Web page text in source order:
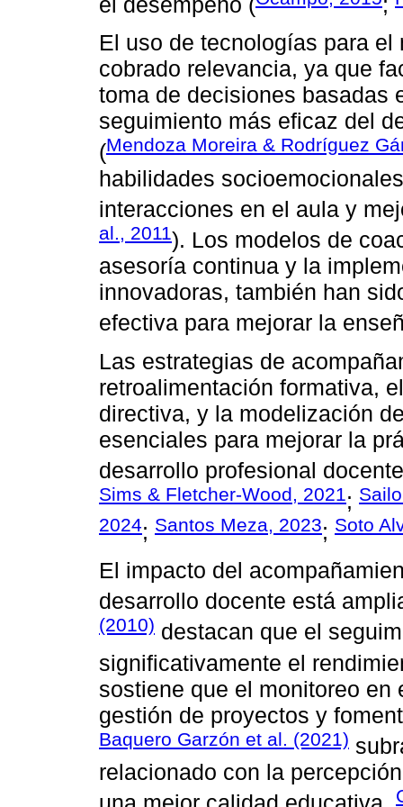
El uso de tecnologías para
cobrado relevancia, ya que
toma de decisiones basadas
seguimiento más eficaz del
(Mendoza Moreira & Rodríguez
habilidades
interacciones en el aula y
al., 2011). Los modelos de
asesoría continua y la
innovadoras, también han
efectiva para mejorar la
Las estrategias de
retroalimentación formativa,
directiva, y la modelización
esenciales para mejorar la
desarrollo profesional
Sims & Fletcher-Wood, 2021;
2024; Santos Meza, 2023; Soto
El impacto del
desarrollo docente está
(2010) destacan que el
significativamente el
sostiene que el monitoreo
gestión de proyectos y
Baquero Garzón et al. (2021)
relacionado con la